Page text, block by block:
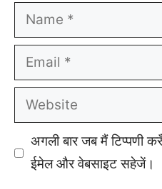
Name
Email
Website
अगली बार जब मैं टिप्पणी
ईमेल और वेबसाइट सहेजें।